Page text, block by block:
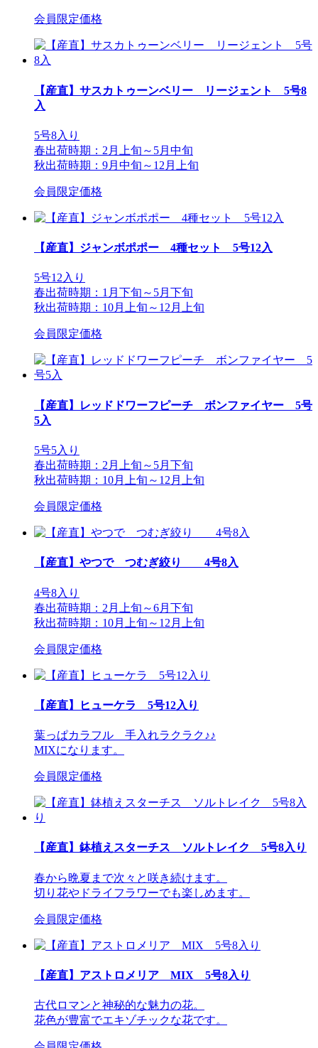
会員限定価格
【産直】サスカトゥーンベリー リージェント 5号8
入
5号8入り
春出荷時期：2月上旬～5月中旬
秋出荷時期：9月中旬～12月上旬
会員限定価格
【産直】ジャンボポポー 4種セット 5号12入
5号12入り
春出荷時期：1月下旬～5月下旬
秋出荷時期：10月上旬～12月上旬
会員限定価格
【産直】レッドドワーフピーチ ボンファイヤー 5号
5入
5号5入り
春出荷時期：2月上旬～5月下旬
秋出荷時期：10月上旬～12月上旬
会員限定価格
【産直】やつで つむぎ絞り 4号8入
4号8入り
春出荷時期：2月上旬～6月下旬
秋出荷時期：10月上旬～12月上旬
会員限定価格
【産直】ヒューケラ 5号12入り
葉っぱカラフル 手入れラクラク♪♪
MIXになります。
会員限定価格
【産直】鉢植えスターチス ソルトレイク 5号8入り
春から晩夏まで次々と咲き続けます。
切り花やドライフラワーでも楽しめます。
会員限定価格
【産直】アストロメリア MIX 5号8入り
古代ロマンと神秘的な魅力の花。
花色が豊富でエキゾチックな花です。